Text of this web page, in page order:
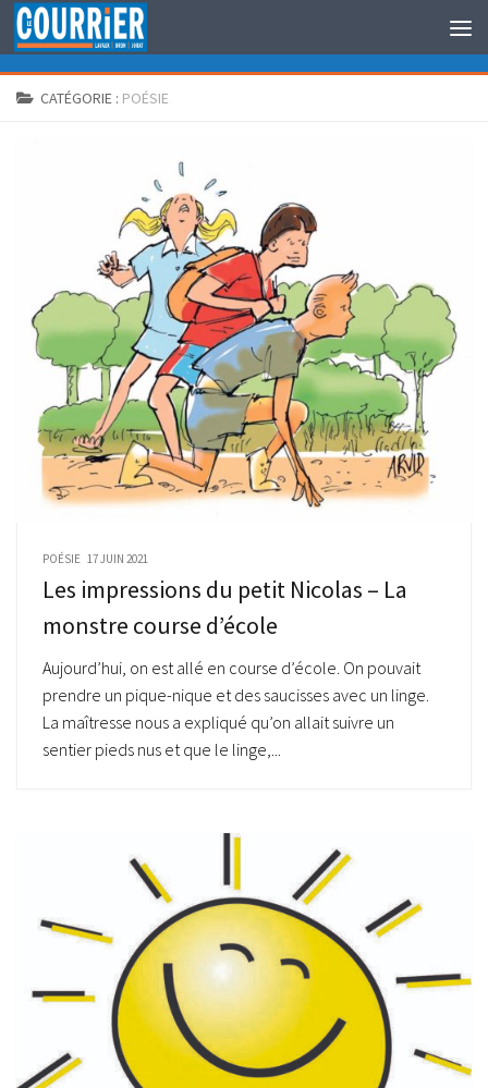
Au dessous du contenu
CATÉGORIE : POÉSIE
POÉSIE 17 JUIN 2021
Les impressions du petit Nicolas – La
monstre course d’école
Aujourd’hui, on est allé en course d’école. On pouvait
prendre un pique-nique et des saucisses avec un linge.
La maîtresse nous a expliqué qu’on allait suivre un
sentier pieds nus et que le linge,...